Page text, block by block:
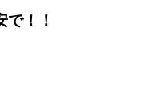
で！！